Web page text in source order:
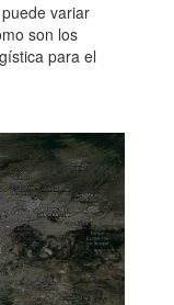
variar
son los
para el